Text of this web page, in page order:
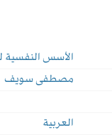
الأسس النفسية
مصطفى سويف
العربية